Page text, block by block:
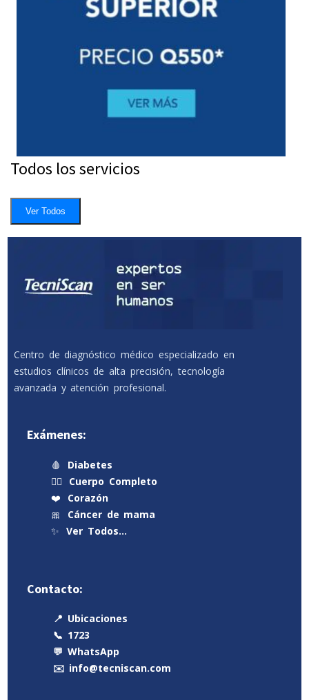
Todos los servicios
Ver Todos
Centro de diagnóstico médico especializado en
estudios clínicos de alta precisión, tecnología
avanzada y atención profesional.
Exámenes:
🩸
Diabetes
🧍‍♂️
Cuerpo Completo
❤️
Corazón
🎀
Cáncer de mama
✨ Ver Todos…
Contacto:
📍 Ubicaciones
📞 1723
💬 WhatsApp
✉️ info@tecniscan.com